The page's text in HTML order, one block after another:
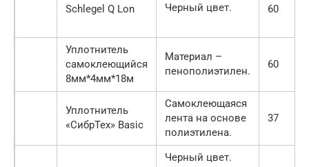
Schlegel Q Lon
Черный цвет.
60
Уплотнитель
самоклеющийся
8мм*4мм*18м
Материал –
пенополиэтилен.
60
Уплотнитель
«СибрТех» Basic
Самоклеющаяся
лента на основе
полиэтилена.
37
Черный цвет.